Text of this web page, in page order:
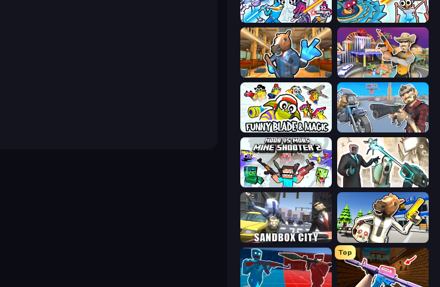
Space Wars Battleground Toilets Worms Shooter
Bank Robbery 2 Casino Robbery
Funny Blade & Magic Shoot and Drive
Mine Shooter 2: Noob vs Mobs Skibidi Toilets: Infection
Sandbox City Bank Robbery: Escape
Top